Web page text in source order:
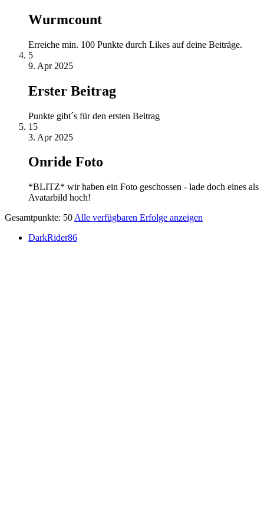
Wurmcount
Erreiche min. 100 Punkte durch Likes auf deine Beiträge.
5
9. Apr 2025
Erster Beitrag
Punkte gibt´s für den ersten Beitrag
15
3. Apr 2025
Onride Foto
*BLITZ* wir haben ein Foto geschossen - lade doch eines als
Avatarbild hoch!
Gesamtpunkte: 50 Alle verfügbaren Erfolge anzeigen
DarkRider86